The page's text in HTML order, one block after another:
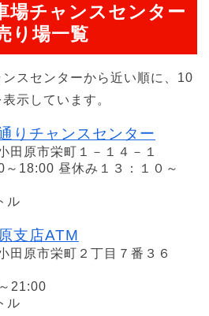
場チャンスセンター
り場一覧
スセンターから近い順に、10
示しています。
りチャンスセンター
田原市栄町１－１４－１
18:00 昼休み１３：１０～
ル
支店ATM
田原市栄町２丁目７番３６
21:00
ル